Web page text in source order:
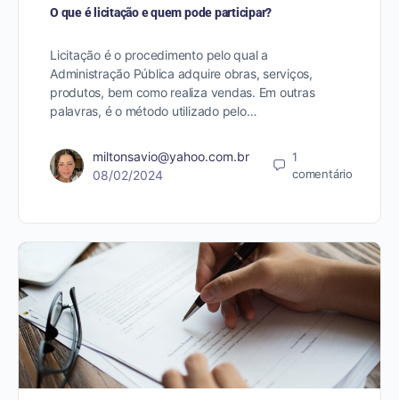
O que é licitação e quem pode participar?
Licitação é o procedimento pelo qual a
Administração Pública adquire obras, serviços,
produtos, bem como realiza vendas. Em outras
palavras, é o método utilizado pelo…
miltonsavio@yahoo.com.br
08/02/2024
1
comentário